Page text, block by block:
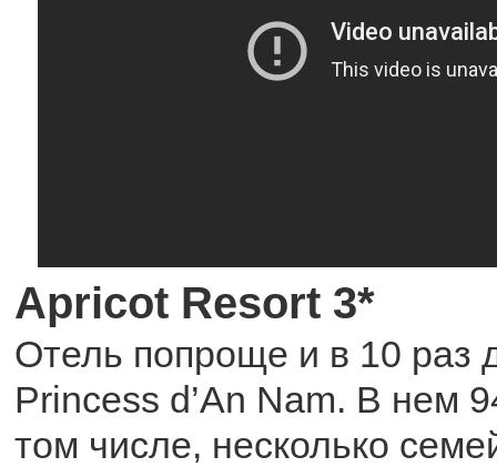
Apricot Resort 3*
Отель попроще и в 10 раз
Princess d’An Nam. В нем
том числе, несколько